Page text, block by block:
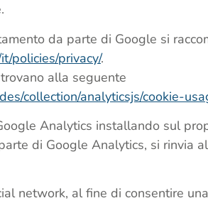
da parte di Google si
policies/privacy/.
alla seguente
collection/analyticsjs/cookie-
Analytics installando sul
di Google Analytics, si rinvia
network, al fine di consentire